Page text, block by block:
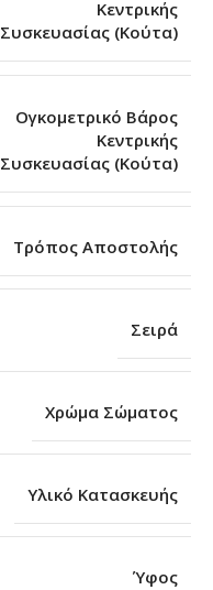
Κεντρικής
Συσκευασίας (Κούτα)
Ογκομετρικό Βάρος
Κεντρικής
Συσκευασίας (Κούτα)
Τρόπος Αποστολής
Σειρά
Χρώμα Σώματος
Υλικό Κατασκευής
Ύφος